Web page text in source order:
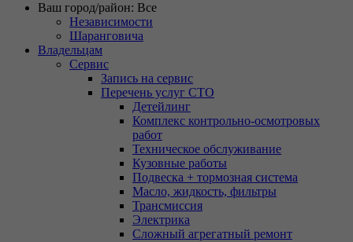
Ваш город/район: Все
Независимости
Шаранговича
Владельцам
Сервис
Запись на сервис
Перечень услуг СТО
Детейлинг
Комплекс контрольно-осмотровых
работ
Техническое обслуживание
Кузовные работы
Подвеска + тормозная система
Масло, жидкость, фильтры
Трансмиссия
Электрика
Сложный агрегатный ремонт